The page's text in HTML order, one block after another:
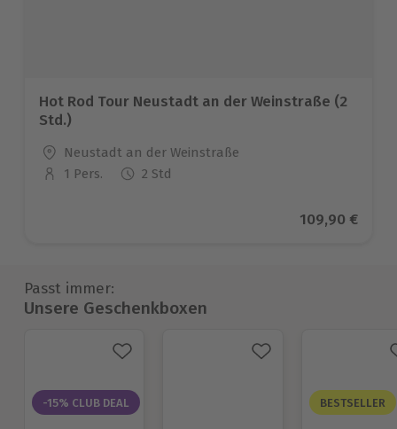
Hot Rod Tour Neustadt an der Weinstraße (2
Std.)
Standort
Neustadt an der Weinstraße
Anzahl der Teilnehmer
1 Pers. 2 Std
Aktueller
109,90 €
Passt immer:
Unsere Geschenkboxen
-15% CLUB DEAL BESTSELLER